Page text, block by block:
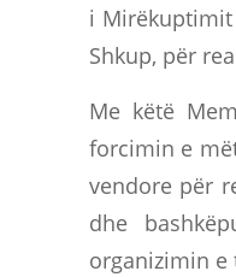
i Mirëkuptimit
Shkup, për
Me këtë
forcimin e
vendore për
dhe
organizimin